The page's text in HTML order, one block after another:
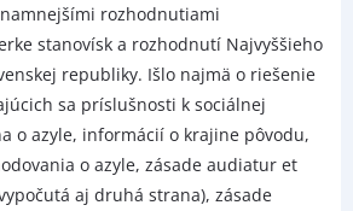
rozhodnutiami
stanovísk a rozhodnutí Najvyššieho
republiky. Išlo najmä o riešenie
sa príslušnosti k sociálnej
o azyle, informácií o krajine pôvodu,
o azyle, zásade audiatur et
aj druhá strana), zásade